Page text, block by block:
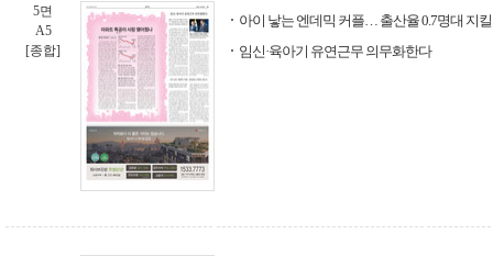
5면
A5
[종합]
아이 낳는 엔데믹 커플… 출산율 0.7명대 지
임신·육아기 유연근무 의무화한다